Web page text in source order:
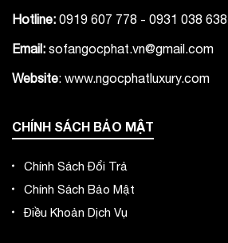
Hotline: 0919 607 778 - 0931 038 638
Email: sofangocphat.vn@gmail.com
Website: www.ngocphatluxury.com
CHÍNH SÁCH BẢO MẬT
Chính Sách Đổi Trả
Chính Sách Bảo Mật
Điều Khoản Dịch Vụ